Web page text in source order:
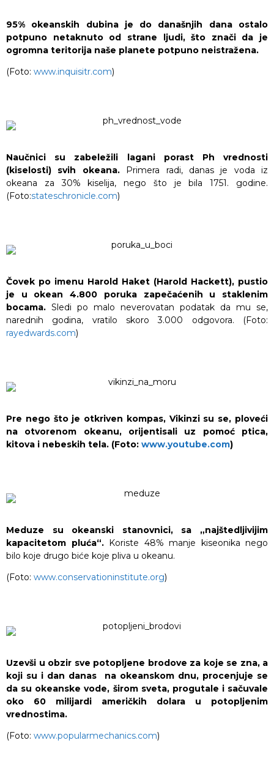
95% okeanskih dubina je do današnjih dana ostalo
potpuno netaknuto od strane ljudi, što znači da je
ogromna teritorija naše planete potpuno neistražena.
(Foto: www.inquisitr.com)
Naučnici su zabeležili lagani porast Ph vrednosti
(kiselosti) svih okeana. Primera radi, danas je voda iz
okeana za 30% kiselija, nego što je bila 1751. godine.
(Foto:stateschronicle.com)
Čovek po imenu Harold Haket (Harold Hackett), pustio
je u okean 4.800 poruka zapečaćenih u staklenim
bocama. Sledi po malo neverovatan podatak da mu se,
narednih godina, vratilo skoro 3.000 odgovora. (Foto:
rayedwards.com)
Pre nego što je otkriven kompas, Vikinzi su se, ploveći
na otvorenom okeanu, orijentisali uz pomoć ptica,
kitova i nebeskih tela. (Foto: www.youtube.com)
Meduze su okeanski stanovnici, sa „najštedljivijim
kapacitetom pluća“. Koriste 48% manje kiseonika nego
bilo koje drugo biće koje pliva u okeanu.
(Foto: www.conservationinstitute.org)
Uzevši u obzir sve potopljene brodove za koje se zna, a
koji su i dan danas na okeanskom dnu, procenjuje se
da su okeanske vode, širom sveta, progutale i sačuvale
oko 60 milijardi američkih dolara u potopljenim
vrednostima.
(Foto: www.popularmechanics.com)